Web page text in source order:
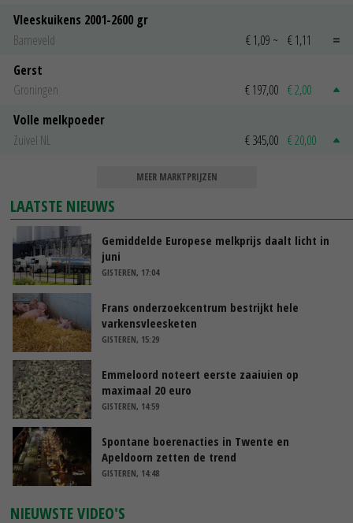
Vleeskuikens 2001-2600 gr
Barneveld
€ 1,09 ~ € 1,11
Gerst
Groningen
€ 197,00 € 2,00
Volle melkpoeder
Zuivel NL
€ 345,00 € 20,00
MEER MARKTPRIJZEN
LAATSTE NIEUWS
Gemiddelde Europese melkprijs daalt licht in
juni
GISTEREN, 17:04
Frans onderzoekcentrum bestrijkt hele
varkensvleesketen
GISTEREN, 15:29
Emmeloord noteert eerste zaaiuien op
maximaal 20 euro
GISTEREN, 14:59
Spontane boerenacties in Twente en
Apeldoorn zetten de trend
GISTEREN, 14:48
NIEUWSTE VIDEO'S